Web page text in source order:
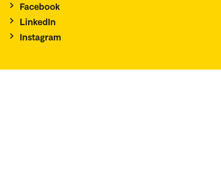
Facebook
LinkedIn
Instagram